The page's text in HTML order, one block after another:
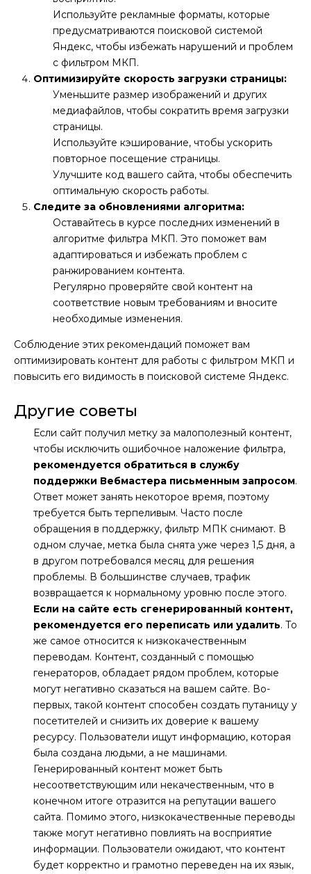
Используйте рекламные форматы, которые
предусматриваются поисковой системой
Яндекс, чтобы избежать нарушений и проблем
с фильтром МКП.
Оптимизируйте скорость загрузки страницы:
Уменьшите размер изображений и других
медиафайлов, чтобы сократить время загрузки
страницы.
Используйте кэширование, чтобы ускорить
повторное посещение страницы.
Улучшите код вашего сайта, чтобы обеспечить
оптимальную скорость работы.
Следите за обновлениями алгоритма:
Оставайтесь в курсе последних изменений в
алгоритме фильтра МКП. Это поможет вам
адаптироваться и избежать проблем с
ранжированием контента.
Регулярно проверяйте свой контент на
соответствие новым требованиям и вносите
необходимые изменения.
Соблюдение этих рекомендаций поможет вам
оптимизировать контент для работы с фильтром МКП и
повысить его видимость в поисковой системе Яндекс.
Другие советы
Если сайт получил метку за малополезный контент,
чтобы исключить ошибочное наложение фильтра,
рекомендуется обратиться в службу
поддержки Вебмастера письменным запросом.
Ответ может занять некоторое время, поэтому
требуется быть терпеливым. Часто после
обращения в поддержку, фильтр МПК снимают. В
одном случае, метка была снята уже через 1,5 дня, а
в другом потребовался месяц для решения
проблемы. В большинстве случаев, трафик
возвращается к нормальному уровню после этого.
Если на сайте есть сгенерированный контент,
рекомендуется его переписать или удалить. То
же самое относится к низкокачественным
переводам. Контент, созданный с помощью
генераторов, обладает рядом проблем, которые
могут негативно сказаться на вашем сайте. Во-
первых, такой контент способен создать путаницу у
посетителей и снизить их доверие к вашему
ресурсу. Пользователи ищут информацию, которая
была создана людьми, а не машинами.
Генерированный контент может быть
несоответствующим или некачественным, что в
конечном итоге отразится на репутации вашего
сайта. Помимо этого, низкокачественные переводы
также могут негативно повлиять на восприятие
информации. Пользователи ожидают, что контент
будет корректно и грамотно переведен на их язык,